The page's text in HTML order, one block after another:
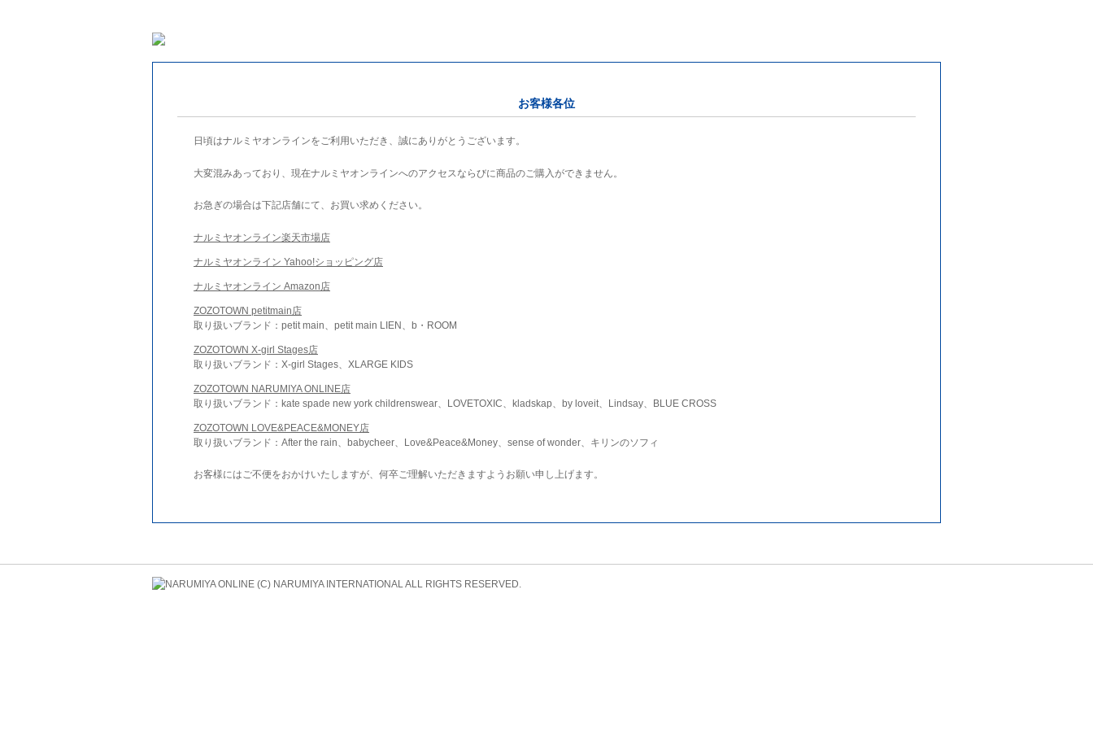
お客様各位
日頃はナルミヤオンラインをご利用いただき、誠にありがとうございます。
大変混みあっており、現在ナルミヤオンラインへのアクセスならびに商品のご購入ができません。
お急ぎの場合は下記店舗にて、お買い求めください。
ナルミヤオンライン楽天市場店
ナルミヤオンライン Yahoo!ショッピング店
ナルミヤオンライン Amazon店
ZOZOTOWN petitmain店
取り扱いブランド：petit main、petit main LIEN、b・ROOM
ZOZOTOWN X-girl Stages店
取り扱いブランド：X-girl Stages、XLARGE KIDS
ZOZOTOWN NARUMIYA ONLINE店
取り扱いブランド：kate spade new york childrenswear、LOVETOXIC、kladskap、by loveit、Lindsay、BLUE CROSS
ZOZOTOWN LOVE&PEACE&MONEY店
取り扱いブランド：After the rain、babycheer、Love&Peace&Money、sense of wonder、キリンのソフィ
お客様にはご不便をおかけいたしますが、何卒ご理解いただきますようお願い申し上げます。